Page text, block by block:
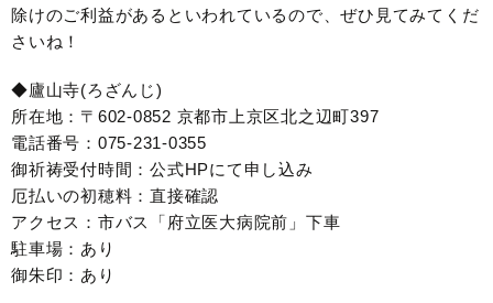
除けのご利益があるといわれているので、ぜひ見てみてくだ
さいね！
◆廬山寺(ろざんじ)
所在地：〒602-0852 京都市上京区北之辺町397
電話番号：075-231-0355
御祈祷受付時間：公式HPにて申し込み
厄払いの初穂料：直接確認
アクセス：市バス「府立医大病院前」下車
駐車場：あり
御朱印：あり